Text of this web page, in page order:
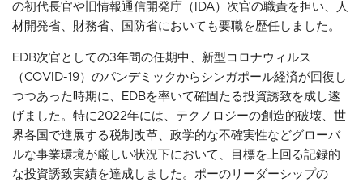
の初代長官や旧情報通信開発庁（IDA）次官の職責を担い、人
材開発省、財務省、国防省においても要職を歴任しました。
EDB次官としての3年間の任期中、新型コロナウィルス
（COVID-19）のパンデミックからシンガポール経済が回復し
つつあった時期に、EDBを率いて確固たる投資誘致を成し遂
げました。特に2022年には、テクノロジーの創造的破壊、世
界各国で進展する税制改革、政学的な不確実性などグローバ
ルな事業環境が厳しい状況下において、目標を上回る記録的
な投資誘致実績を達成しました。ポーのリーダーシップの